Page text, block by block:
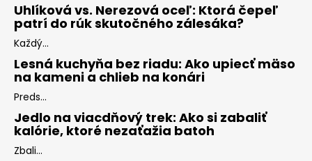
Uhlíková vs. Nerezová oceľ: Ktorá čepeľ
patrí do rúk skutočného zálesáka?
Každý...
Lesná kuchyňa bez riadu: Ako upiecť mäso
na kameni a chlieb na konári
Preds...
Jedlo na viacdňový trek: Ako si zabaliť
kalórie, ktoré nezaťažia batoh
Zbali...